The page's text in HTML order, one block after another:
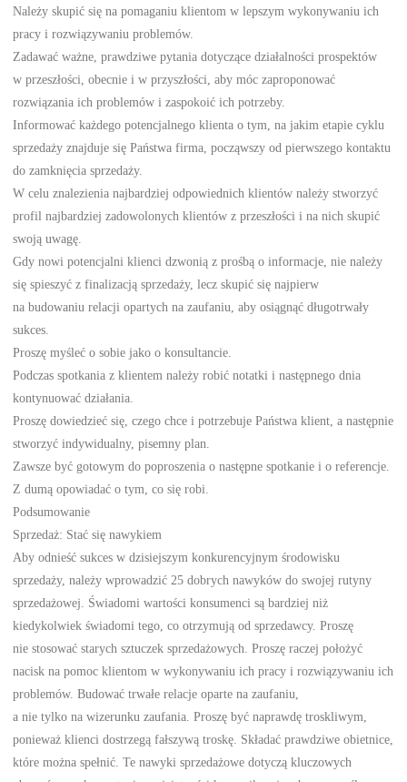
Należy skupić się na pomaganiu klientom w lepszym wykonywaniu ich
pracy i rozwiązywaniu problemów.
Zadawać ważne, prawdziwe pytania dotyczące działalności prospektów
w przeszłości, obecnie i w przyszłości, aby móc zaproponować
rozwiązania ich problemów i zaspokoić ich potrzeby.
Informować każdego potencjalnego klienta o tym, na jakim etapie cyklu
sprzedaży znajduje się Państwa firma, począwszy od pierwszego kontaktu
do zamknięcia sprzedaży.
W celu znalezienia najbardziej odpowiednich klientów należy stworzyć
profil najbardziej zadowolonych klientów z przeszłości i na nich skupić
swoją uwagę.
Gdy nowi potencjalni klienci dzwonią z prośbą o informacje, nie należy
się spieszyć z finalizacją sprzedaży, lecz skupić się najpierw
na budowaniu relacji opartych na zaufaniu, aby osiągnąć długotrwały
sukces.
Proszę myśleć o sobie jako o konsultancie.
Podczas spotkania z klientem należy robić notatki i następnego dnia
kontynuować działania.
Proszę dowiedzieć się, czego chce i potrzebuje Państwa klient, a następnie
stworzyć indywidualny, pisemny plan.
Zawsze być gotowym do poproszenia o następne spotkanie i o referencje.
Z dumą opowiadać o tym, co się robi.
Podsumowanie
Sprzedaż: Stać się nawykiem
Aby odnieść sukces w dzisiejszym konkurencyjnym środowisku
sprzedaży, należy wprowadzić 25 dobrych nawyków do swojej rutyny
sprzedażowej. Świadomi wartości konsumenci są bardziej niż
kiedykolwiek świadomi tego, co otrzymują od sprzedawcy. Proszę
nie stosować starych sztuczek sprzedażowych. Proszę raczej położyć
nacisk na pomoc klientom w wykonywaniu ich pracy i rozwiązywaniu ich
problemów. Budować trwałe relacje oparte na zaufaniu,
a nie tylko na wizerunku zaufania. Proszę być naprawdę troskliwym,
ponieważ klienci dostrzegą fałszywą troskę. Składać prawdziwe obietnice,
które można spełnić. Te nawyki sprzedażowe dotyczą kluczowych